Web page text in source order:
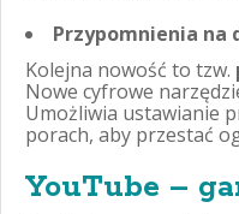
Przypomnienia na
Kolejna nowość to tzw.
Nowe cyfrowe
Umożliwia ustawianie
porach, aby przestać
YouTube –